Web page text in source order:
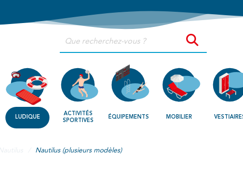
LUDIQUE
ACTIVITÉS
SPORTIVES
ÉQUIPEMENTS MOBILIER
Nautilus (plusieurs modèles)